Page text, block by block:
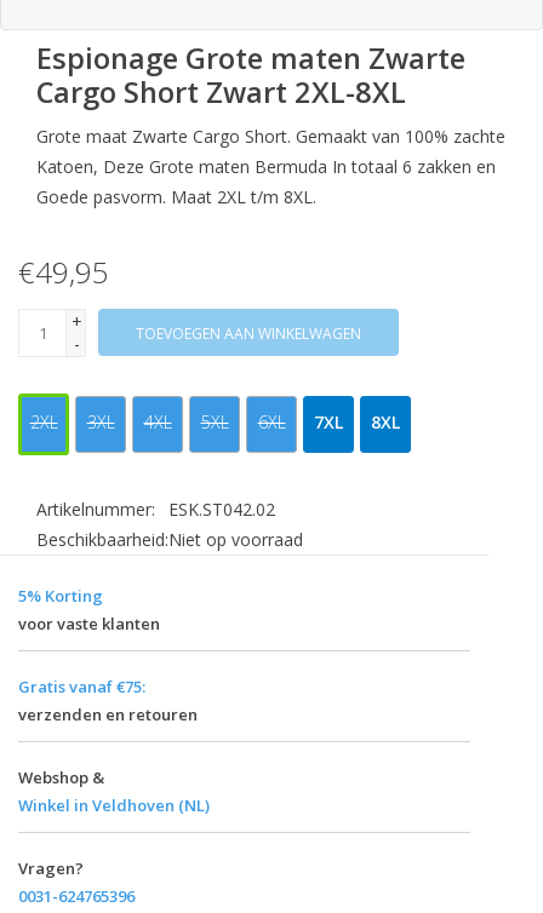
Espionage Grote maten Zwarte
Cargo Short Zwart 2XL-8XL
Grote maat Zwarte Cargo Short. Gemaakt van 100% zachte
Katoen, Deze Grote maten Bermuda In totaal 6 zakken en
Goede pasvorm. Maat 2XL t/m 8XL.
€49,95
+
-
TOEVOEGEN AAN WINKELWAGEN
2XL 3XL 4XL 5XL 6XL 7XL 8XL
Artikelnummer:
ESK.ST042.02
Beschikbaarheid:Niet op voorraad
5% Korting
voor vaste klanten
Gratis vanaf €75:
verzenden en retouren
Webshop &
Winkel in Veldhoven (NL)
Vragen?
0031-624765396